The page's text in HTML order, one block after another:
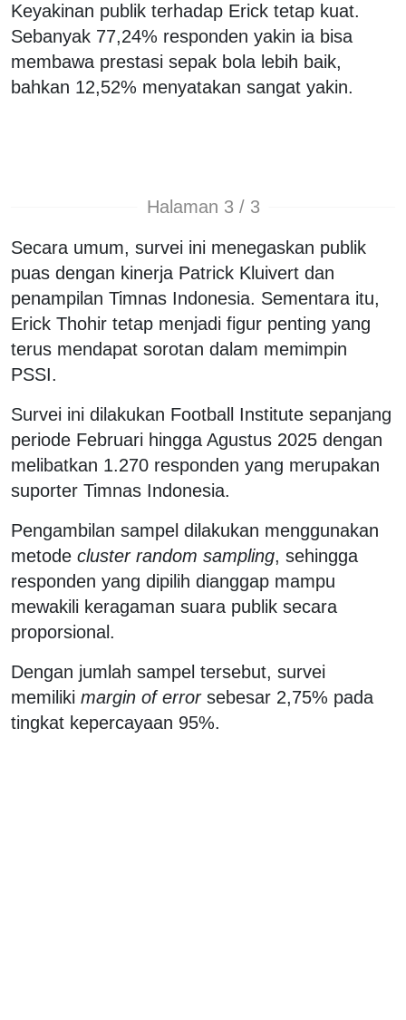
Keyakinan publik terhadap Erick tetap kuat.
Sebanyak 77,24% responden yakin ia bisa
membawa prestasi sepak bola lebih baik,
bahkan 12,52% menyatakan sangat yakin.
Halaman 3 / 3
Secara umum, survei ini menegaskan publik
puas dengan kinerja Patrick Kluivert dan
penampilan Timnas Indonesia. Sementara itu,
Erick Thohir tetap menjadi figur penting yang
terus mendapat sorotan dalam memimpin
PSSI.
Survei ini dilakukan Football Institute sepanjang
periode Februari hingga Agustus 2025 dengan
melibatkan 1.270 responden yang merupakan
suporter Timnas Indonesia.
Pengambilan sampel dilakukan menggunakan
metode cluster random sampling, sehingga
responden yang dipilih dianggap mampu
mewakili keragaman suara publik secara
proporsional.
Dengan jumlah sampel tersebut, survei
memiliki margin of errorsebesar 2,75% pada
tingkat kepercayaan 95%.